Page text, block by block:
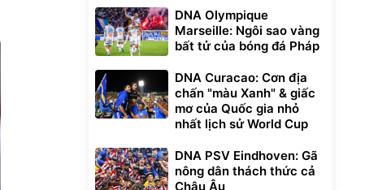
DNA Olympique
Marseille: Ngôi sao vàng
bất tử của bóng đá Pháp
DNA Curacao: Cơn địa
chấn "màu Xanh" & giấc
mơ của Quốc gia nhỏ
nhất lịch sử World Cup
DNA PSV Eindhoven: Gã
nông dân thách thức cả
Châu Âu